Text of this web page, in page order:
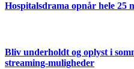
Hospitalsdrama opnår hele
Bliv underholdt og oplyst i
streaming-muligheder